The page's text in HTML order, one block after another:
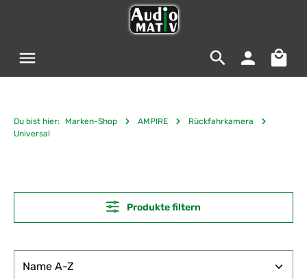
Du bist hier: Marken-Shop AMPIRE
Rückfahrkamera
Universal
Produkte filtern